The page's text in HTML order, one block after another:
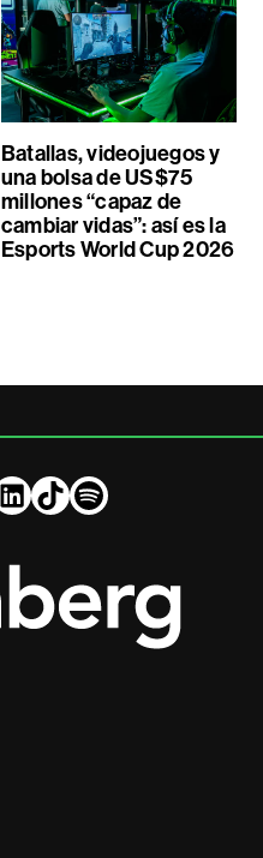
Batallas, videojuegos y
una bolsa de US$75
millones “capaz de
cambiar vidas”: así es la
Esports World Cup 2026